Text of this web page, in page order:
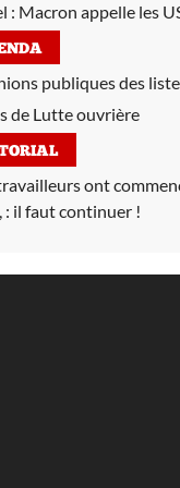
: Macron appelle les
publiques des
de Lutte ouvrière
ont
: il faut continuer !